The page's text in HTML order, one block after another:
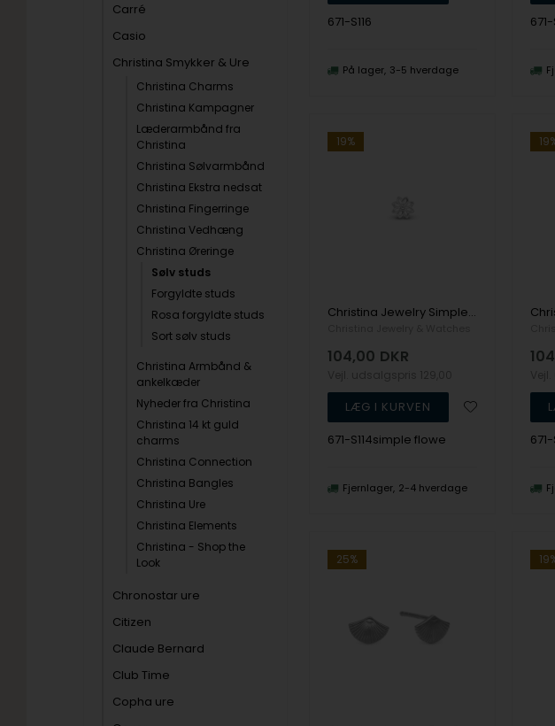
Carré
Casio
Christina Smykker & Ure
Christina Charms
Christina Kampagner
Læderarmbånd fra
Christina
Christina Sølvarmbånd
Christina Ekstra nedsat
Christina Fingerringe
Christina Vedhæng
Christina Øreringe
Sølv studs
Forgyldte studs
Rosa forgyldte studs
Sort sølv studs
Christina Armbånd &
ankelkæder
Nyheder fra Christina
Christina 14 kt guld
charms
Christina Connection
Christina Bangles
Christina Ure
Christina Elements
Christina - Shop the
Look
Chronostar ure
Citizen
Claude Bernard
Club Time
Copha ure
671-S116
På lager 3-5 hverdage
19%
Christina Jewelry Simple Flower Ørehænger
104,00 DKR
671-S114simple flowe
Fjernlager 2-4 hverdage
25%